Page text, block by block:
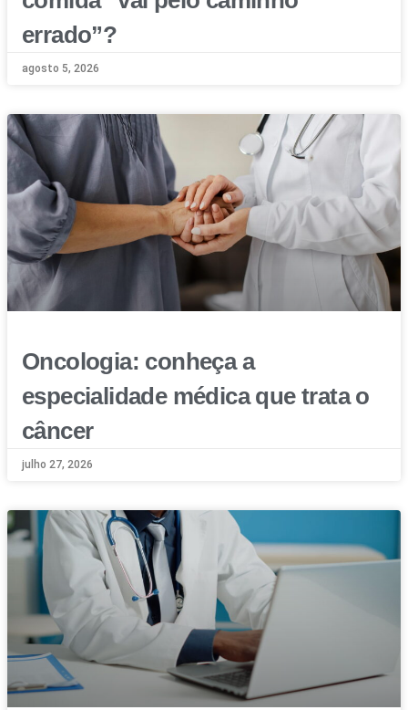
errado”?
agosto 5, 2026
Oncologia: conheça a
especialidade médica que trata o
câncer
julho 27, 2026